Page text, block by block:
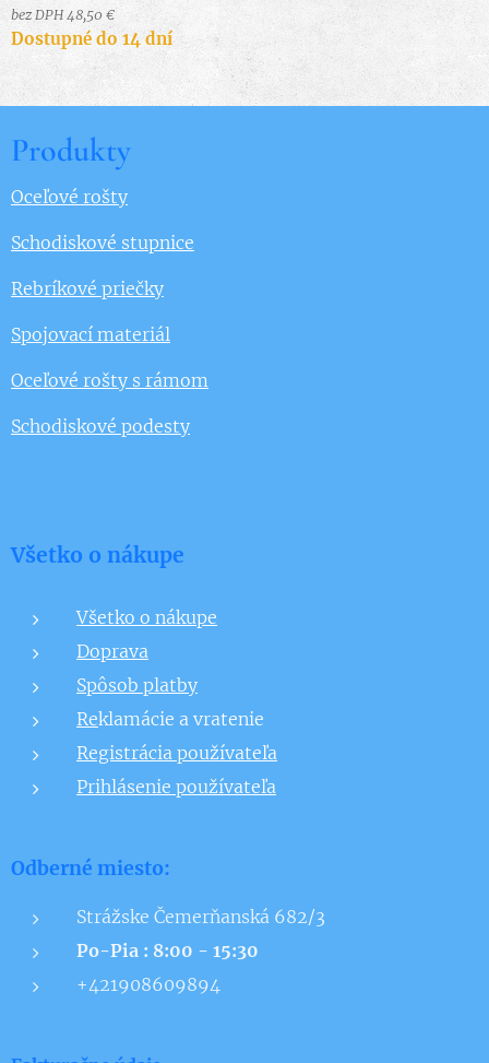
bez DPH 48,50 €
Dostupné do 14 dní
Produkty
Oceľové rošty
Schodiskové stupnice
Rebríkové priečky
Spojovací materiál
Oceľové rošty s rámom
Schodiskové podesty
Všetko o nákupe
Všetko o nákupe
Doprava
Spôsob platby
Reklamácie a vratenie
Registrácia používateľa
Prihlásenie používateľa
Odberné miesto:
Strážske Čemerňanská 682/3
Po-Pia : 8:00 - 15:30
+421908609894